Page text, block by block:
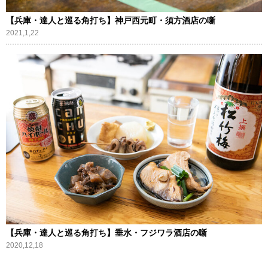
【兵庫・達人と巡る角打ち】神戸西元町・須方酒店の噺
2021,1,22
【兵庫・達人と巡る角打ち】垂水・フジワラ酒店の噺
2020,12,18